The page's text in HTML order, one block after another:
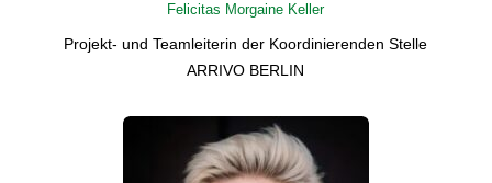
Felicitas Morgaine Keller
Projekt- und Teamleiterin der Koordinierenden Stelle
ARRIVO BERLIN